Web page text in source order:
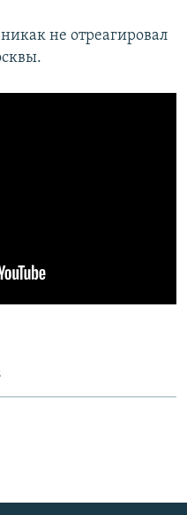
не отреагировал